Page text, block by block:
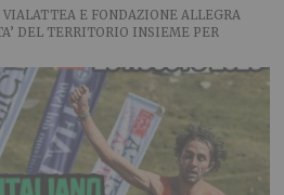
E FONDAZIONE ALLEGRA
DEL TERRITORIO INSIEME PER